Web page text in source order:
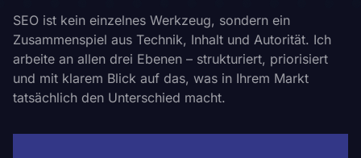
SEO ist kein einzelnes Werkzeug, sondern ein
Zusammenspiel aus Technik, Inhalt und Autorität. Ich
arbeite an allen drei Ebenen – strukturiert, priorisiert
und mit klarem Blick auf das, was in Ihrem Markt
tatsächlich den Unterschied macht.